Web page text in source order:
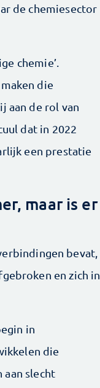
de chemiesector
chemie’.
die
aan de rol van
dat in 2022
een prestatie
maar is er
bevat,
en zich in
in
die
aan slecht